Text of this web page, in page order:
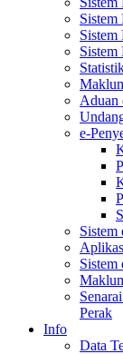
Sistem
Sistem
Sistem
Aduan
e-
Sistem
Sistem
Perak
Info
Data